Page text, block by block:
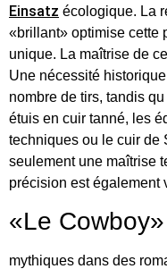
Einsatz écologique. La
«brillant» optimise cette
unique. La maîtrise de
Une nécessité
nombre de tirs, tandis qu
étuis en cuir tanné, les
techniques ou le cuir de
seulement une maîtrise
précision est également
«Le
mythiques dans des